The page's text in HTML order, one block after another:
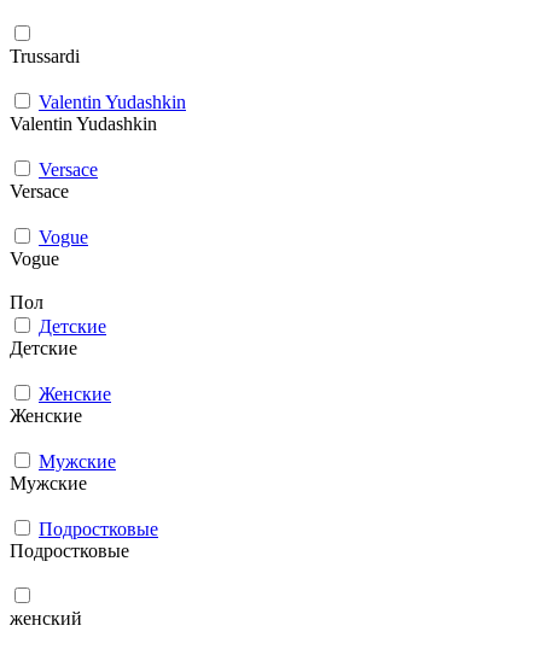
Trussardi
Valentin Yudashkin
Valentin Yudashkin
Versace
Versace
Vogue
Vogue
Пол
Детские
Детские
Женские
Женские
Мужcкие
Мужcкие
Подростковые
Подростковые
женский